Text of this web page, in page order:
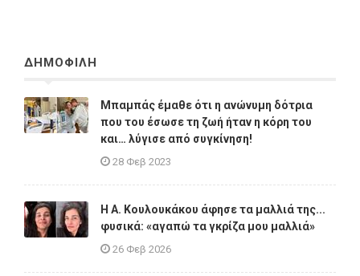
ΔΗΜΟΦΙΛΗ
Μπαμπάς έμαθε ότι η ανώνυμη δότρια
που του έσωσε τη ζωή ήταν η κόρη του
και… λύγισε από συγκίνηση!
28 Φεβ 2023
Η A. Κουλουκάκου άφησε τα μαλλιά της...
φυσικά: «αγαπώ τα γκρίζα μου μαλλιά»
26 Φεβ 2026